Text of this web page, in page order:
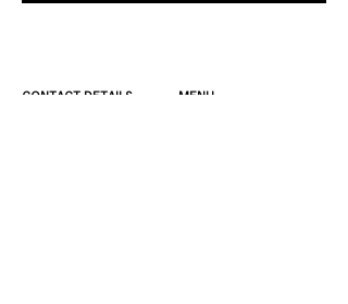
CONTACT DETAILS MENU